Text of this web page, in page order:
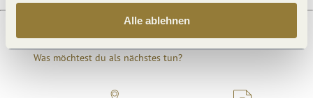
Alle ablehnen
Was möchtest du als nächstes tun?